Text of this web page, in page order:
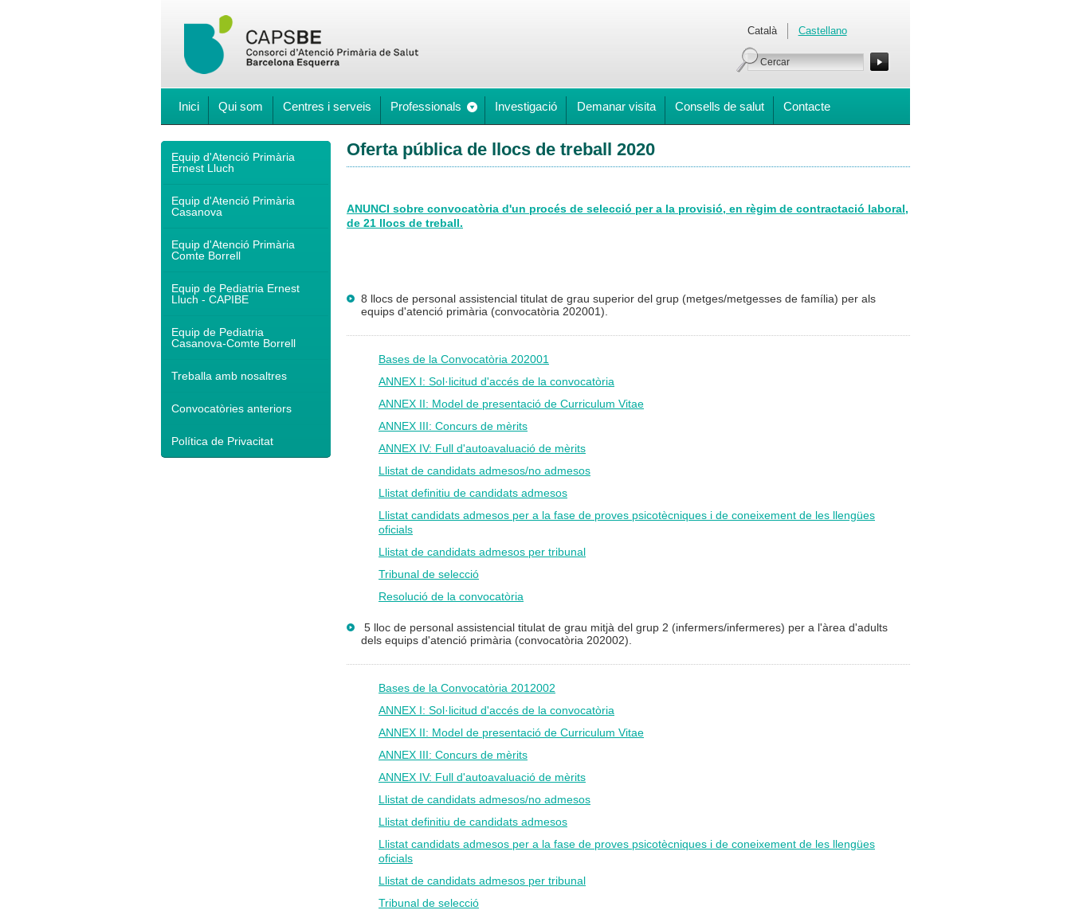
Català Castellano
Inici Qui som Centres i serveis Professionals Investigació Demanar visita Consells de salut Contacte
Equip d'Atenció Primària
Ernest Lluch
Equip d'Atenció Primària
Casanova
Equip d'Atenció Primària
Comte Borrell
Equip de Pediatria Ernest
Lluch - CAPIBE
Equip de Pediatria
Casanova-Comte Borrell
Treballa amb nosaltres
Convocatòries anteriors
Política de Privacitat
Oferta pública de llocs de treball 2020
ANUNCI sobre convocatòria d'un procés de selecció per a la provisió, en règim de contractació laboral,
de 21 llocs de treball.
8 llocs de personal assistencial titulat de grau superior del grup (metges/metgesses de família) per als
equips d'atenció primària (convocatòria 202001).
Bases de la Convocatòria 202001
ANNEX I: Sol·licitud d'accés de la convocatòria
ANNEX II: Model de presentació de Curriculum Vitae
ANNEX III: Concurs de mèrits
ANNEX IV: Full d'autoavaluació de mèrits
Llistat de candidats admesos/no admesos
Llistat definitiu de candidats admesos
Llistat candidats admesos per a la fase de proves psicotècniques i de coneixement de les llengües
oficials
Llistat de candidats admesos per tribunal
Tribunal de selecció
Resolució de la convocatòria
5 lloc de personal assistencial titulat de grau mitjà del grup 2 (infermers/infermeres) per a l'àrea d'adults
dels equips d'atenció primària (convocatòria 202002).
Bases de la Convocatòria 2012002
ANNEX I: Sol·licitud d'accés de la convocatòria
ANNEX II: Model de presentació de Curriculum Vitae
ANNEX III: Concurs de mèrits
ANNEX IV: Full d'autoavaluació de mèrits
Llistat de candidats admesos/no admesos
Llistat definitiu de candidats admesos
Llistat candidats admesos per a la fase de proves psicotècniques i de coneixement de les llengües
oficials
Llistat de candidats admesos per tribunal
Tribunal de selecció